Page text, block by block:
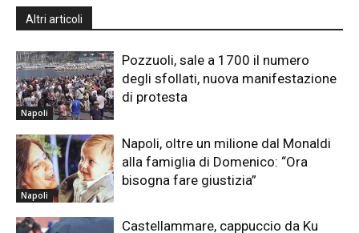
Altri articoli
Napoli
Pozzuoli, sale a 1700 il numero
degli sfollati, nuova manifestazione
di protesta
Napoli
Napoli, oltre un milione dal Monaldi
alla famiglia di Domenico: “Ora
bisogna fare giustizia”
Castellammare, cappuccio da Ku